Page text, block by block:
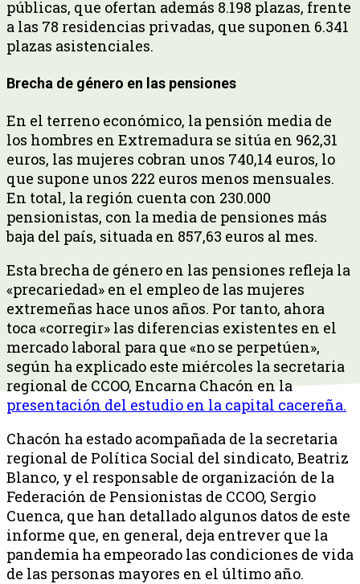
públicas, que ofertan además 8.198 plazas, frente
a las 78 residencias privadas, que suponen 6.341
plazas asistenciales.
Brecha de género en las pensiones
En el terreno económico, la pensión media de
los hombres en Extremadura se sitúa en 962,31
euros, las mujeres cobran unos 740,14 euros, lo
que supone unos 222 euros menos mensuales.
En total, la región cuenta con 230.000
pensionistas, con la media de pensiones más
baja del país, situada en 857,63 euros al mes.
Esta brecha de género en las pensiones refleja la
«precariedad» en el empleo de las mujeres
extremeñas hace unos años. Por tanto, ahora
toca «corregir» las diferencias existentes en el
mercado laboral para que «no se perpetúen»,
según ha explicado este miércoles la secretaria
regional de CCOO, Encarna Chacón en la
presentación del estudio en la capital cacereña.
Chacón ha estado acompañada de la secretaria
regional de Política Social del sindicato, Beatriz
Blanco, y el responsable de organización de la
Federación de Pensionistas de CCOO, Sergio
Cuenca, que han detallado algunos datos de este
informe que, en general, deja entrever que la
pandemia ha empeorado las condiciones de vida
de las personas mayores en el último año.